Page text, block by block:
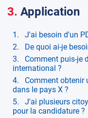
3. Application
J'ai besoin d'un
De quoi ai-je
Comment puis-je
international ?
Comment obtenir
dans le pays X ?
J'ai plusieurs
pour la candidature ?